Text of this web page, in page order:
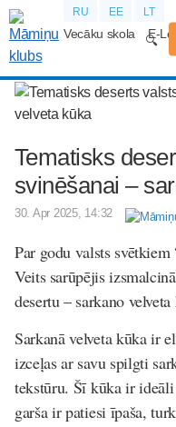
RU EE LT
Vecāku skola E-
Tematisks
svinēšanai –
30. Apr 2025, 14:32
Par godu valsts
Veits sarūpējis
desertu – sarkano
Sarkanā velveta kūka ir
izceļas ar savu spilgti
tekstūru. Šī kūka ir
garša ir patiesi īpaša,